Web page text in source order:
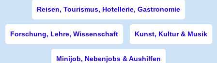
Reisen, Tourismus, Hotellerie, Gastronomie
Forschung, Lehre, Wissenschaft Kunst, Kultur & Musik
Minijob, Nebenjobs & Aushilfen